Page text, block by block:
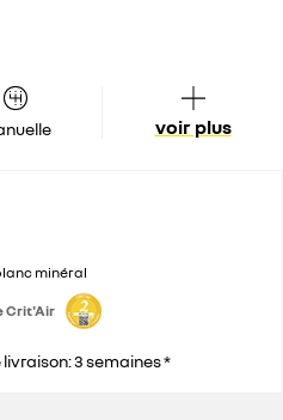
voir plus
minéral
Crit'Air
3 semaines *